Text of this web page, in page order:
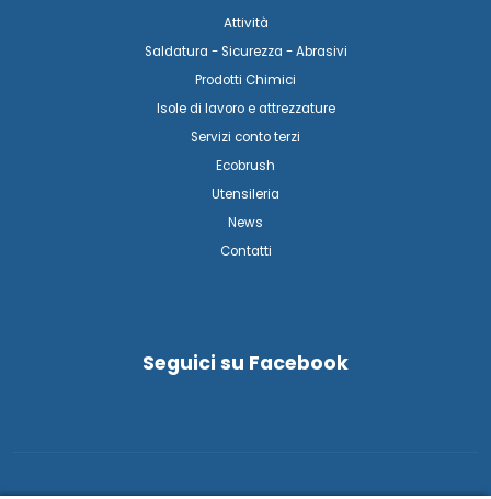
Attività
Saldatura - Sicurezza - Abrasivi
Prodotti Chimici
Isole di lavoro e attrezzature
Servizi conto terzi
Ecobrush
Utensileria
News
Contatti
Seguici su Facebook